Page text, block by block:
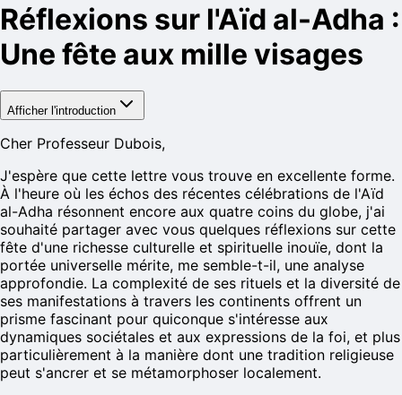
Réflexions sur l'Aïd al-Adha :
Une fête aux mille visages
Afficher l'introduction
Cher Professeur Dubois,
J'espère que cette lettre vous trouve en excellente forme.
À l'heure où les échos des récentes célébrations de l'Aïd
al-Adha résonnent encore aux quatre coins du globe, j'ai
souhaité partager avec vous quelques réflexions sur cette
fête d'une richesse culturelle et spirituelle inouïe, dont la
portée universelle mérite, me semble-t-il, une analyse
approfondie. La complexité de ses rituels et la diversité de
ses manifestations à travers les continents offrent un
prisme fascinant pour quiconque s'intéresse aux
dynamiques sociétales et aux expressions de la foi, et plus
particulièrement à la manière dont une tradition religieuse
peut s'ancrer et se métamorphoser localement.